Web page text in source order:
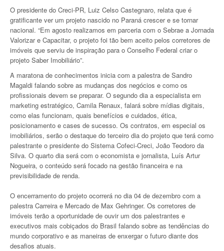
O presidente do Creci-PR, Luiz Celso Castegnaro, relata que é
gratificante ver um projeto nascido no Paraná crescer e se tornar
nacional. “Em agosto realizamos em parceria com o Sebrae a Jornada
Valorizar e Capacitar, o projeto foi tão bem aceito pelos corretores de
imóveis que serviu de inspiração para o Conselho Federal criar o
projeto Saber Imobiliário”.
A maratona de conhecimentos inicia com a palestra de Sandro
Magaldi falando sobre as mudanças dos negócios e como os
profissionais devem se preparar. O segundo dia a especialista em
marketing estratégico, Camila Renaux, falará sobre mídias digitais,
como elas funcionam, quais benefícios e cuidados, ética,
posicionamento e cases de sucesso. Os contratos, em especial os
imobiliários, serão o destaque do terceiro dia do projeto que terá como
palestrante o presidente do Sistema Cofeci-Creci, João Teodoro da
Silva. O quarto dia será com o economista e jornalista, Luís Artur
Nogueira, o conteúdo será focado na gestão financeira e na
previsibilidade de renda.
O encerramento do projeto ocorrerá no dia 04 de dezembro com a
palestra Carreira e Mercado de Max Gehringer. Os corretores de
imóveis terão a oportunidade de ouvir um dos palestrantes e
executivos mais cobiçados do Brasil falando sobre as tendências do
mundo corporativo e as maneiras de enxergar o futuro diante dos
desafios atuais.